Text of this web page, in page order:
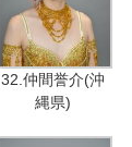
32.仲間誉介(沖
縄県)